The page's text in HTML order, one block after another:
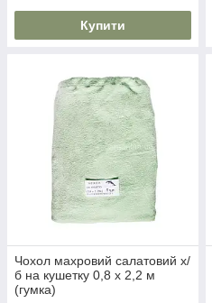
Купити
Чохол махровий салатовий х/
б на кушетку 0,8 х 2,2 м
(гумка)